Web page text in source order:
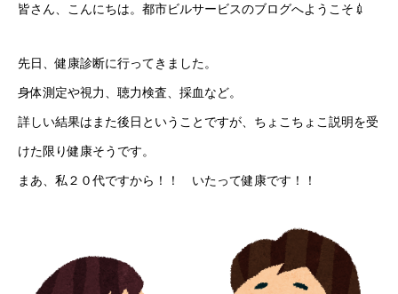
私たちの仕事
ブログ
RECRUIT
キャリア採用
皆さん、こんにちは。都市ビルサービスのブログへようこそ💉
先日、健康診断に行ってきました。
身体測定や視力、聴力検査、採血など。
詳しい結果はまた後日ということですが、ちょこちょこ説明を受
けた限り健康そうです。
まあ、私２０代ですから！！ いたって健康です！！